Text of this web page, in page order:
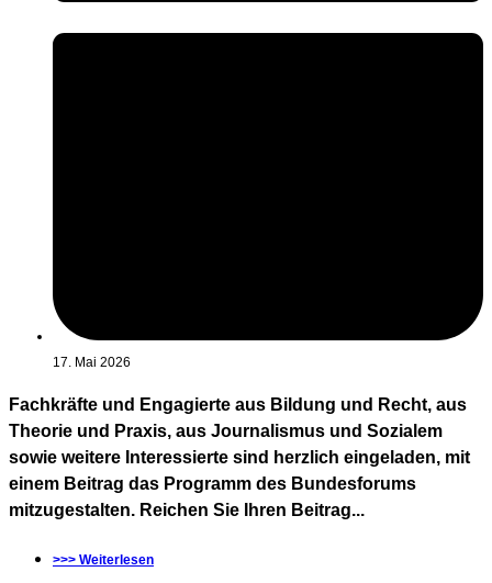
17. Mai 2026
Fachkräfte und Engagierte aus Bildung und Recht, aus
Theorie und Praxis, aus Journalismus und Sozialem
sowie weitere Interessierte sind herzlich eingeladen, mit
einem Beitrag das Programm des Bundesforums
mitzugestalten. Reichen Sie Ihren Beitrag...
>>> Weiterlesen